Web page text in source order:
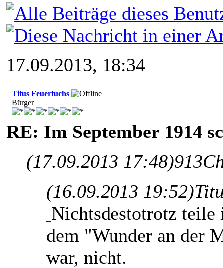
17.09.2013, 18:34
Titus Feuerfuchs
Bürger
RE: Im September 1914
(17.09.2013 17:48)
(16.09.2013 19:52)
Nichtsdestotrotz teile
dem "Wunder an der
war, nicht.